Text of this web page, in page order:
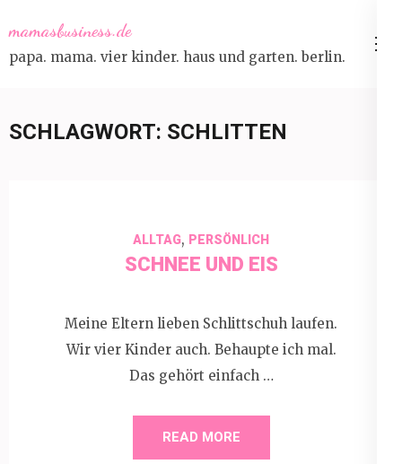
to
content
mamasbusiness.de
papa. mama. vier kinder. haus und garten. berlin.
SCHLAGWORT: SCHLITTEN
ALLTAG, PERSÖNLICH
SCHNEE UND EIS
Meine Eltern lieben Schlittschuh laufen.
Wir vier Kinder auch. Behaupte ich mal.
Das gehört einfach …
READ MORE